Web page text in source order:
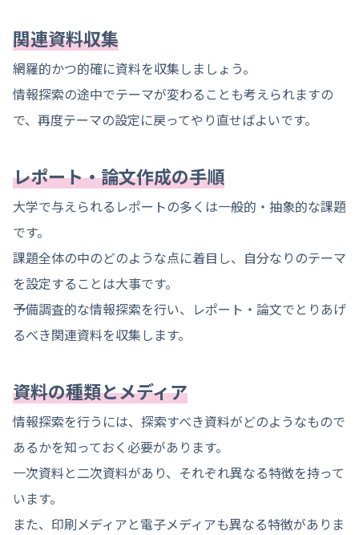
関連資料収集
網羅的かつ的確に資料を収集しましょう。
情報探索の途中でテーマが変わることも考えられますの
で、再度テーマの設定に戻ってやり直せばよいです。
レポート・論文作成の手順
大学で与えられるレポートの多くは一般的・抽象的な課題
です。
課題全体の中のどのような点に着目し、自分なりのテーマ
を設定することは大事です。
予備調査的な情報探索を行い、レポート・論文でとりあげ
るべき関連資料を収集します。
資料の種類とメディア
情報探索を行うには、探索すべき資料がどのようなもので
あるかを知っておく必要があります。
一次資料と二次資料があり、それぞれ異なる特徴を持って
います。
また、印刷メディアと電子メディアも異なる特徴がありま